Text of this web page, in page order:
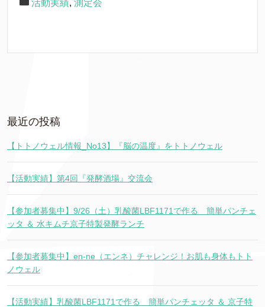
活動実績, 測定会
最近の投稿
【トトノウェル情報_No13】『脳の温度』をトトノウェル
【活動実績】第4回『発酵酒場』交流会
【参加者募集中】9/26（土）乳酸菌LBF1171で作る 簡単パンチェ
ッタ ＆ 水キムチ京子特製発酵ランチ
【参加者募集中】en-ne（エンネ）チャレンジ！お肌も身体もトト
ノウェル
【活動実績】乳酸菌LBF1171で作る 簡単パンチェッタ ＆ 京子特